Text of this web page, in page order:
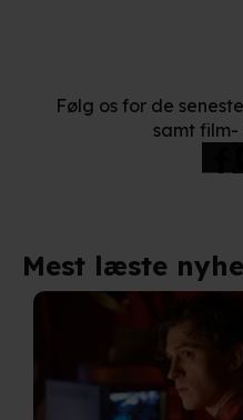
Følg os for de
samt film-
Mest læste